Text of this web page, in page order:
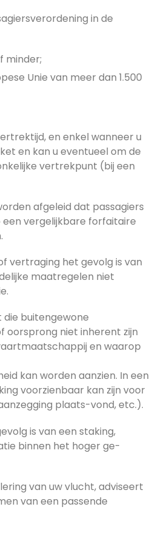
in de
minder;
Unie van meer dan 1.500
en enkel wanneer u
en kan u eventueel om de
vertrekpunt (bij een
afgeleid dat passagiers
vergelijkbare forfaitaire
vertraging het gevolg is van
maatregelen niet
buitengewone
oorsprong niet inherent zijn
en waarop
kan worden aanzien. In een
voorzienbaar kan zijn voor
plaats-vond, etc.).
is van een staking,
binnen het hoger ge-
van uw vlucht, adviseert
van een passende